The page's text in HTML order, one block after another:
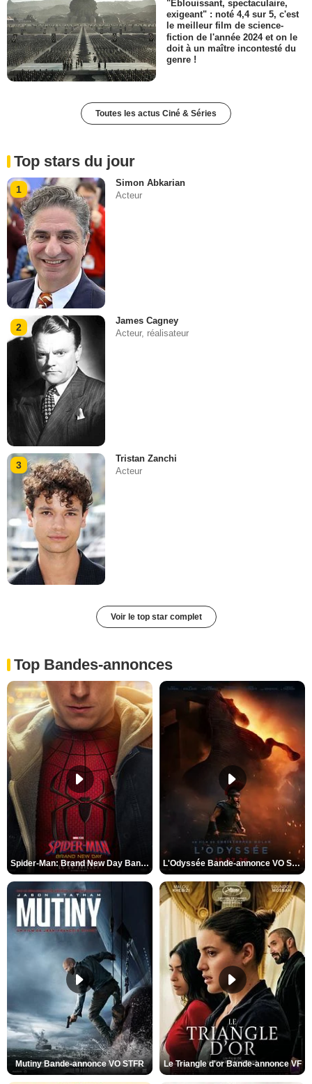
"Eblouissant, spectaculaire,
exigeant" : noté 4,4 sur 5, c'est
le meilleur film de science-
fiction de l'année 2024 et on le
doit à un maître incontesté du
genre !
Toutes les actus Ciné & Séries
Top stars du jour
1
Simon Abkarian
Acteur
2
James Cagney
Acteur, réalisateur
3
Tristan Zanchi
Acteur
Voir le top star complet
Top Bandes-annonces
Spider-Man: Brand New Day Bande-annonce VO STFR L'Odyssée Bande-annonce VO STFR
Mutiny Bande-annonce VO STFR Le Triangle d'or Bande-annonce VF